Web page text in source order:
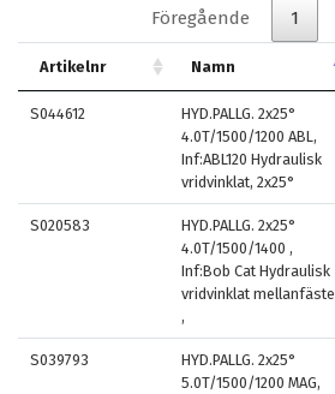
Föregående 1
Artikelnr Namn
S044612
HYD.PALLG. 2x25°
4.0T/1500/1200 ABL,
Inf:ABL120 Hydraulisk
vridvinklat, 2x25°
S020583
HYD.PALLG. 2x25°
4.0T/1500/1400 ,
Inf:Bob Cat Hydraulisk
vridvinklat mellanfäste
,
S039793
HYD.PALLG. 2x25°
5.0T/1500/1200 MAG,